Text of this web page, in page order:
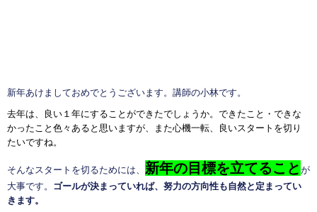
新年あけましておめでとうございます。講師の小林です。
去年は、良い１年にすることができたでしょうか。できたこと・できな
かったこと色々あると思いますが、また心機一転、良いスタートを切り
たいですね。
そんなスタートを切るためには、 新年の目標を立てること が
大事です。 ゴールが決まっていれば、努力の方向性も自然と定まってい
きます。